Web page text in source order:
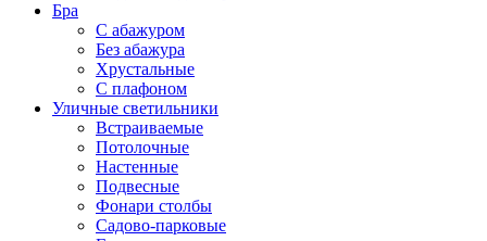
Бра
С абажуром
Без абажура
Хрустальные
С плафоном
Уличные светильники
Встраиваемые
Потолочные
Настенные
Подвесные
Фонари столбы
Садово-парковые